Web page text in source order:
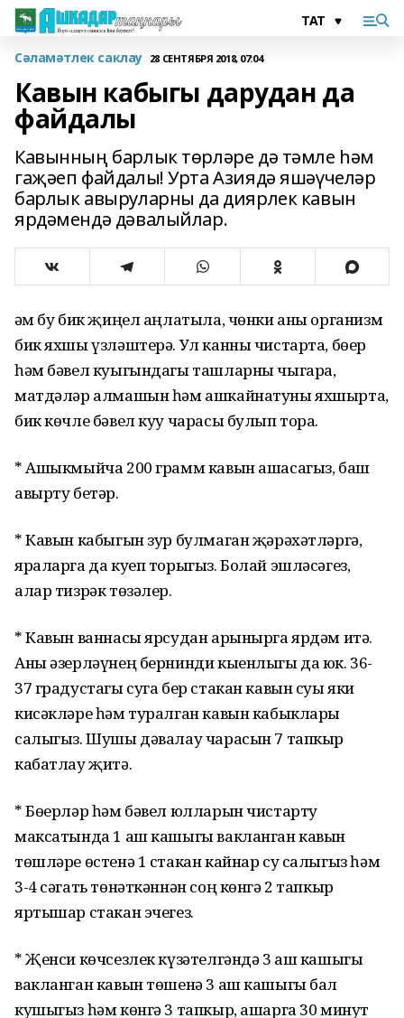
Сәламәтлек саклау 28 СЕНТЯБРЯ 2018, 07:04
Кавын кабыгы дарудан да
файдалы
Кавынның барлык төрләре дә тәмле һәм
гаҗәеп файдалы! Урта Азиядә яшәүчеләр
барлык авыруларны да диярлек кавын
ярдәмендә дәвалыйлар.
Һәм бу бик җиңел аңлатыла, чөнки аны организм
бик яхшы үзләштерә. Ул канны чистарта, бөер
һәм бәвел куыгындагы ташларны чыгара,
матдәләр алмашын һәм ашкайнатуны яхшырта,
бик көчле бәвел куу чарасы булып тора.
* Ашыкмыйча 200 грамм кавын ашасагыз, баш
авырту бетәр.
* Кавын кабыгын зур булмаган җәрәхәтләргә,
яраларга да куеп торыгыз. Болай эшләсәгез,
алар тизрәк төзәлер.
* Кавын ваннасы ярсудан арынырга ярдәм итә.
Аны әзерләүнең бернинди кыенлыгы да юк. 36-
37 градустагы суга бер стакан кавын суы яки
кисәкләре һәм туралган кавын кабыклары
салыгыз. Шушы дәвалау чарасын 7 тапкыр
кабатлау җитә.
* Бөерләр һәм бәвел юлларын чистарту
максатында 1 аш кашыгы вакланган кавын
төшләре өстенә 1 стакан кайнар су салыгыз һәм
3-4 сәгать төнәткәннән соң көнгә 2 тапкыр
яртышар стакан эчегез.
* Җенси көчсезлек күзәтелгәндә 3 аш кашыгы
вакланган кавын төшенә 3 аш кашыгы бал
кушыгыз һәм көнгә 3 тапкыр, ашарга 30 минут